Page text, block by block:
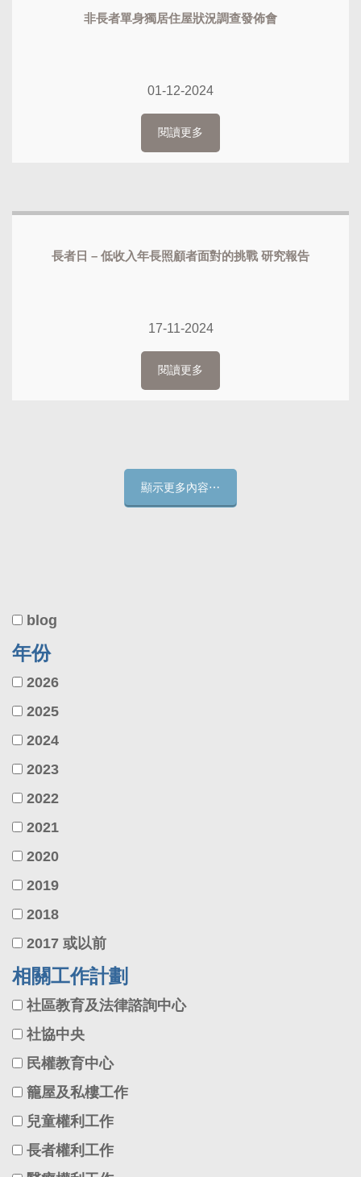
非長者單身獨居住屋狀況調查發佈會
01-12-2024
閱讀更多
長者日 – 低收入年長照顧者面對的挑戰 研究報告
17-11-2024
閱讀更多
顯示更多內容⋯
blog
年份
2026
2025
2024
2023
2022
2021
2020
2019
2018
2017 或以前
相關工作計劃
社區教育及法律諮詢中心
社協中央
民權教育中心
籠屋及私樓工作
兒童權利工作
長者權利工作